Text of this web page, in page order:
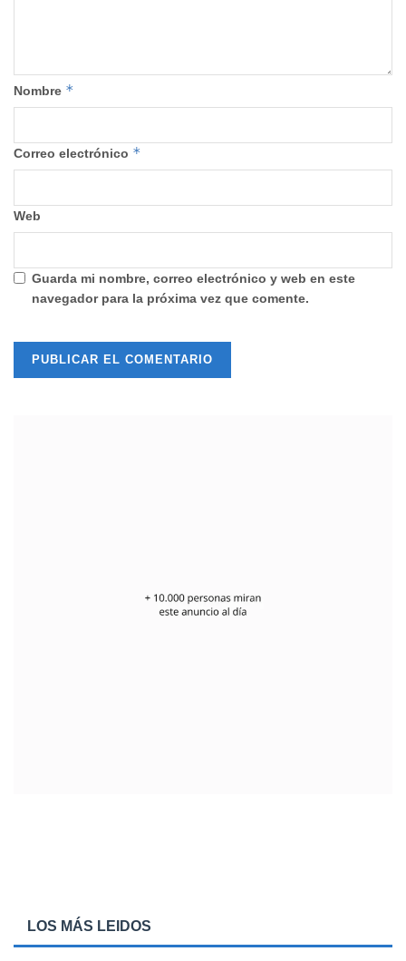
Nombre *
Correo electrónico *
Web
Guarda mi nombre, correo electrónico y web en este
navegador para la próxima vez que comente.
LOS MÁS LEIDOS